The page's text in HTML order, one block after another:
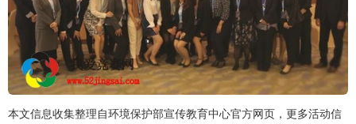
本文信息收集整理自环境保护部宣传教育中心官方网页，更多活动信